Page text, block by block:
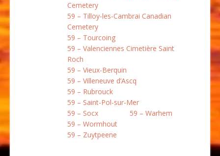
Cemetery
59 – Tilloy-les-Cambrai Canadian
Cemetery
59 – Tourcoing
59 – Valenciennes Cimetière Saint
Roch
59 – Vieux-Berquin
59 – Villeneuve d’Ascq
59 – Rubrouck
59 – Saint-Pol-sur-Mer
59 – Socx
59 – Warhem
59 – Wormhout
59 – Zuytpeene